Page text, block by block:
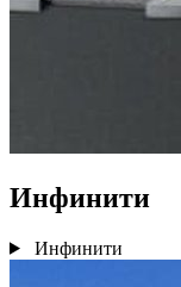
Инфинити
Инфинити